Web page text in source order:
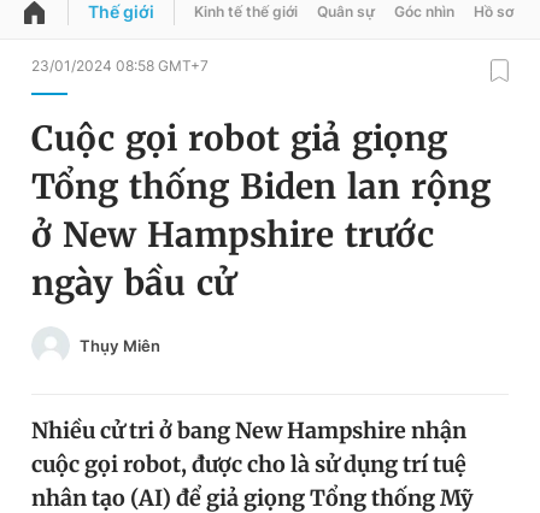
QUẢNG CÁO
Chuyên mục
Chuyên mục khác
Chào ngày mới
Tin thị trường
Video Magazine
Đổi mật khẩu
Tin đã lưu
Tin đã xem
Thế giới Kinh tế thế giới Quân sự Góc nhìn Hồ sơ
23/01/2024 08:58 GMT+7
Cuộc gọi robot giả giọng
Tổng thống Biden lan rộng
ở New Hampshire trước
ngày bầu cử
Thụy Miên
Nhiều cử tri ở bang New Hampshire nhận
cuộc gọi robot, được cho là sử dụng trí tuệ
nhân tạo (AI) để giả giọng Tổng thống Mỹ